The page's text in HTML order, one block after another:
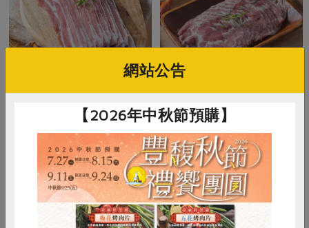
五花火鍋片(花肉社)-250g
$199
梅花火鍋片(花肉社)-250g
250公克
葷 冷凍
$205
網站公告
【2026年中秋節預購】